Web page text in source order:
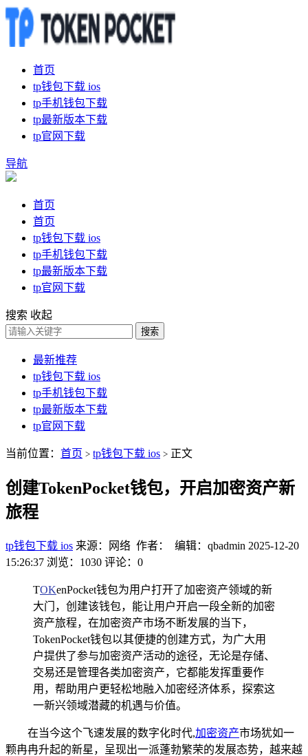
首页
tp钱包下载 ios
tp手机钱包下载
tp最新版本下载
tp官网下载
导航
首页
首页
tp钱包下载 ios
tp手机钱包下载
tp最新版本下载
tp官网下载
搜索 收起
搜索
最新推荐
tp钱包下载 ios
tp手机钱包下载
tp最新版本下载
tp官网下载
当前位置： 首页 > tp钱包下载 ios > 正文
创建TokenPocket钱包，开启加密资产新
旅程
tp钱包下载 ios 来源：网络 作者： 编辑：qbadmin 2025-12-20
15:26:37 浏览：1030 评论：0
TOKenPocket钱包为用户打开了加密资产领域的新
大门，创建该钱包，能让用户开启一段全新的加密
资产旅程，在加密资产市场不断发展的当下，
TokenPocket钱包以其便捷的创建方式，为广大用
户提供了参与加密资产活动的途径，无论是存储、
交易还是管理各类加密资产，它都能发挥重要作
用，帮助用户更轻松地融入加密经济体系，探索这
一新兴领域潜藏的机遇与价值。
在当今这个飞速发展的数字化时代,加密资产市场犹如一
颗冉冉升起的新星，呈现出一派蓬勃繁荣的发展态势，越来越